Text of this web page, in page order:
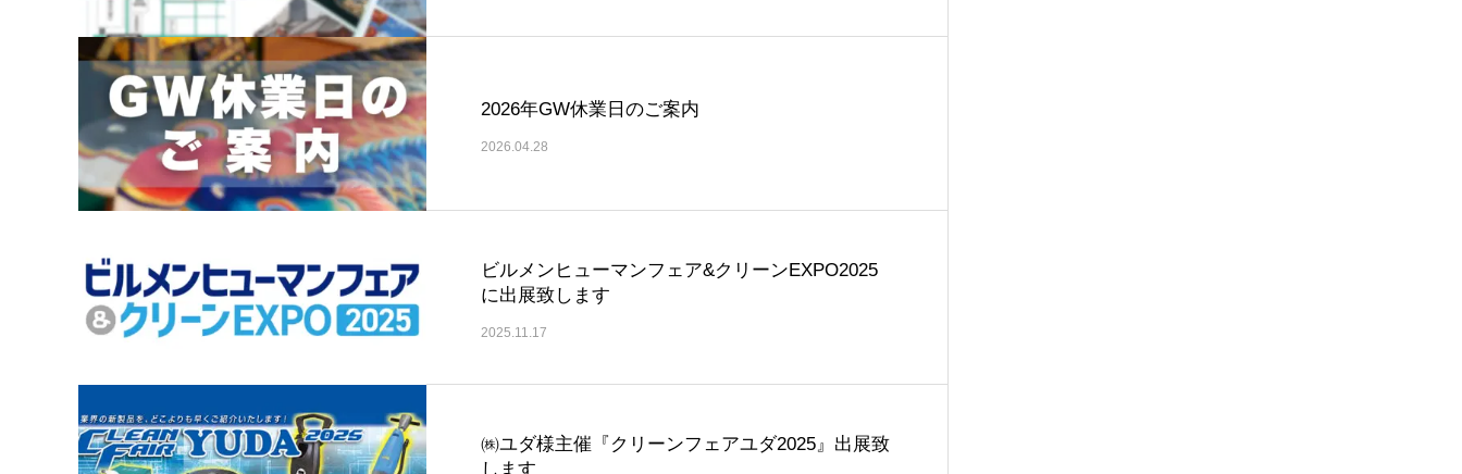
2026年GW休業日のご案内
2026.04.28
ビルメンヒューマンフェア&クリーンEXPO2025
に出展致します
2025.11.17
㈱ユダ様主催『クリーンフェアユダ2025』出展致
します